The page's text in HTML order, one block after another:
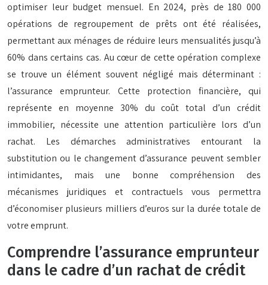
optimiser leur budget mensuel. En 2024, près de 180 000
opérations de regroupement de prêts ont été réalisées,
permettant aux ménages de réduire leurs mensualités jusqu’à
60% dans certains cas. Au cœur de cette opération complexe
se trouve un élément souvent négligé mais déterminant :
l’assurance emprunteur. Cette protection financière, qui
représente en moyenne 30% du coût total d’un crédit
immobilier, nécessite une attention particulière lors d’un
rachat. Les démarches administratives entourant la
substitution ou le changement d’assurance peuvent sembler
intimidantes, mais une bonne compréhension des
mécanismes juridiques et contractuels vous permettra
d’économiser plusieurs milliers d’euros sur la durée totale de
votre emprunt.
Comprendre l’assurance emprunteur
dans le cadre d’un rachat de crédit